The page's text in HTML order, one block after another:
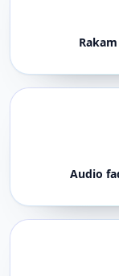
Audio